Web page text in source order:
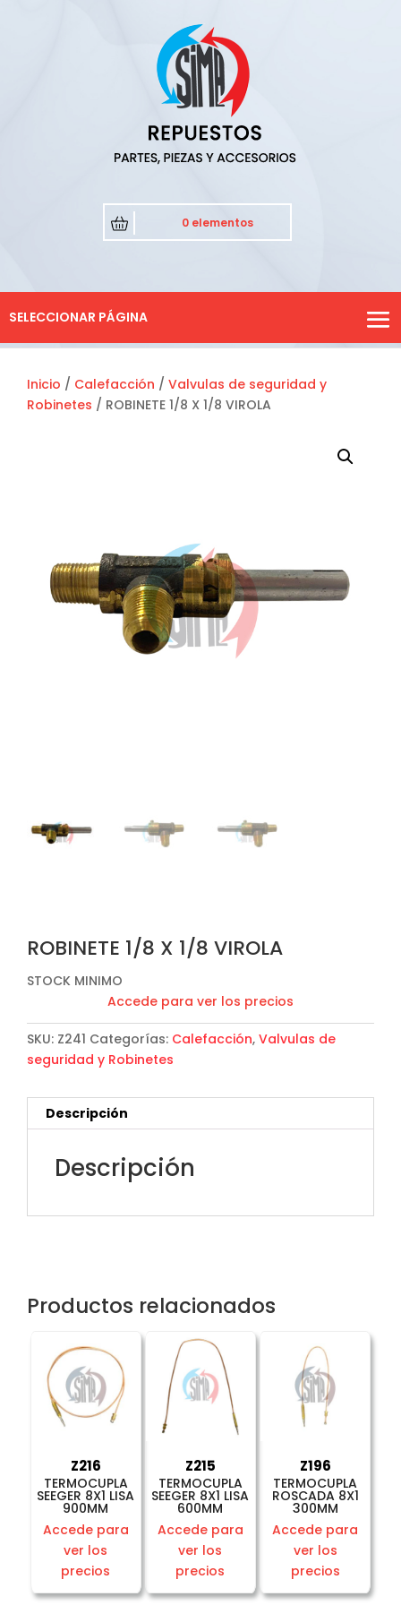
0 elementos
SELECCIONAR PÁGINA
Inicio / Calefacción / Valvulas de seguridad y
Robinetes / ROBINETE 1/8 X 1/8 VIROLA
ROBINETE 1/8 X 1/8 VIROLA
STOCK MINIMO
Accede para ver los precios
SKU: Z241 Categorías: Calefacción, Valvulas de
seguridad y Robinetes
Descripción
Descripción
Productos relacionados
Z216
TERMOCUPLA
SEEGER 8X1 LISA
900MM
Accede para
ver los
precios
Z215
TERMOCUPLA
SEEGER 8X1 LISA
600MM
Accede para
ver los
precios
Z196
TERMOCUPLA
ROSCADA 8X1
300MM
Accede para
ver los
precios